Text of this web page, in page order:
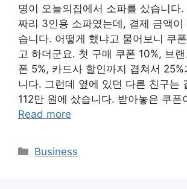
명이 오늘의집에서 소파를 샀습니다
짜리 3인용 소파였는데, 결제 금액이
습니다. 어떻게 했냐고 물어보니 쿠
고 하더군요. 첫 구매 쿠폰 10%, 브
폰 5%, 카드사 할인까지 겹쳐서
니다. 그런데 옆에 있던 다른 친구는
112만 원에 샀습니다. 받아놓은 쿠
Read more
Categories
Business